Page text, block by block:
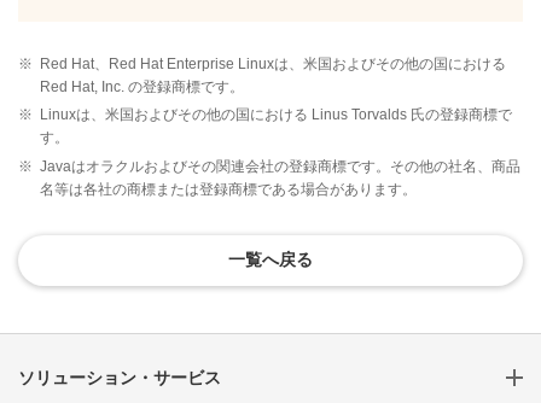
※ Red Hat、Red Hat Enterprise Linuxは、米国およびその他の国における
Red Hat, Inc. の登録商標です。
※
Linuxは、米国およびその他の国における Linus Torvalds 氏の登録商標で
す。
※ Javaはオラクルおよびその関連会社の登録商標です。その他の社名、商品
名等は各社の商標または登録商標である場合があります。
一覧へ戻る
ソリューション・サービス